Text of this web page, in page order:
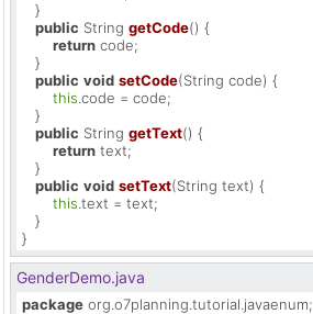
   }
public String getCode() {
return code;
   }
public void setCode(String code) {
this .code = code;
   }
public String getText() {
return text;
   }
public void setText(String text) {
this .text = text;
   }
}
GenderDemo.java
package org.o7planning.tutorial.javaenum;